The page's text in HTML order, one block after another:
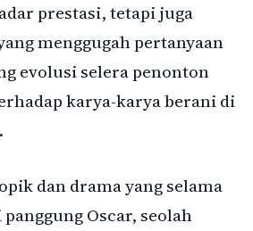
prestasi, tetapi juga
menggugah pertanyaan
evolusi selera penonton
karya-karya berani di
dan drama yang selama
Oscar, seolah